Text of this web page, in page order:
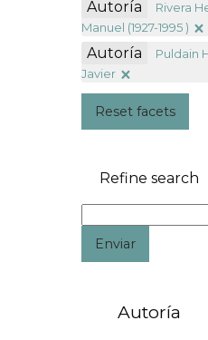
Autoría
Rivera
Manuel (1927-1995 )
Autoría
Puldain
Javier
Reset facets
Refine search
Enviar
Autoría